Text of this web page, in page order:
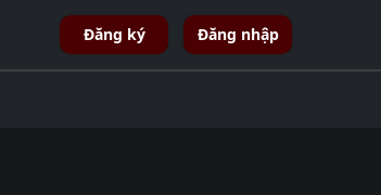
Đăng ký Đăng nhập